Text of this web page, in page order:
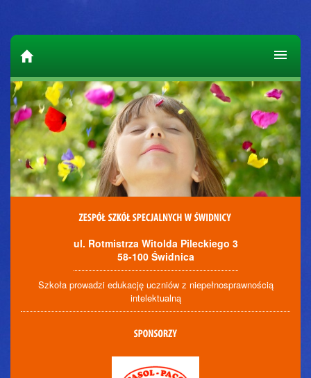
ul. Rotmistrza Witolda Pileckiego 3
58-100 Świdnica
Szkoła prowadzi edukację uczniów z niepełnosprawnością
intelektualną